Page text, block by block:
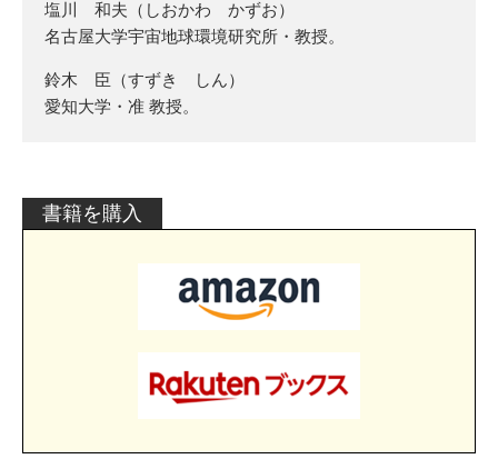
塩川 和夫（しおかわ かずお）
名古屋大学宇宙地球環境研究所・教授。
鈴木 臣（すずき しん）
愛知大学・准 教授。
書籍を購入